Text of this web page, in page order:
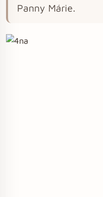
Panny Márie.